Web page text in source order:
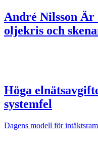
André Nilsson Är
oljekris och
Höga
systemfel
Dagens modell för